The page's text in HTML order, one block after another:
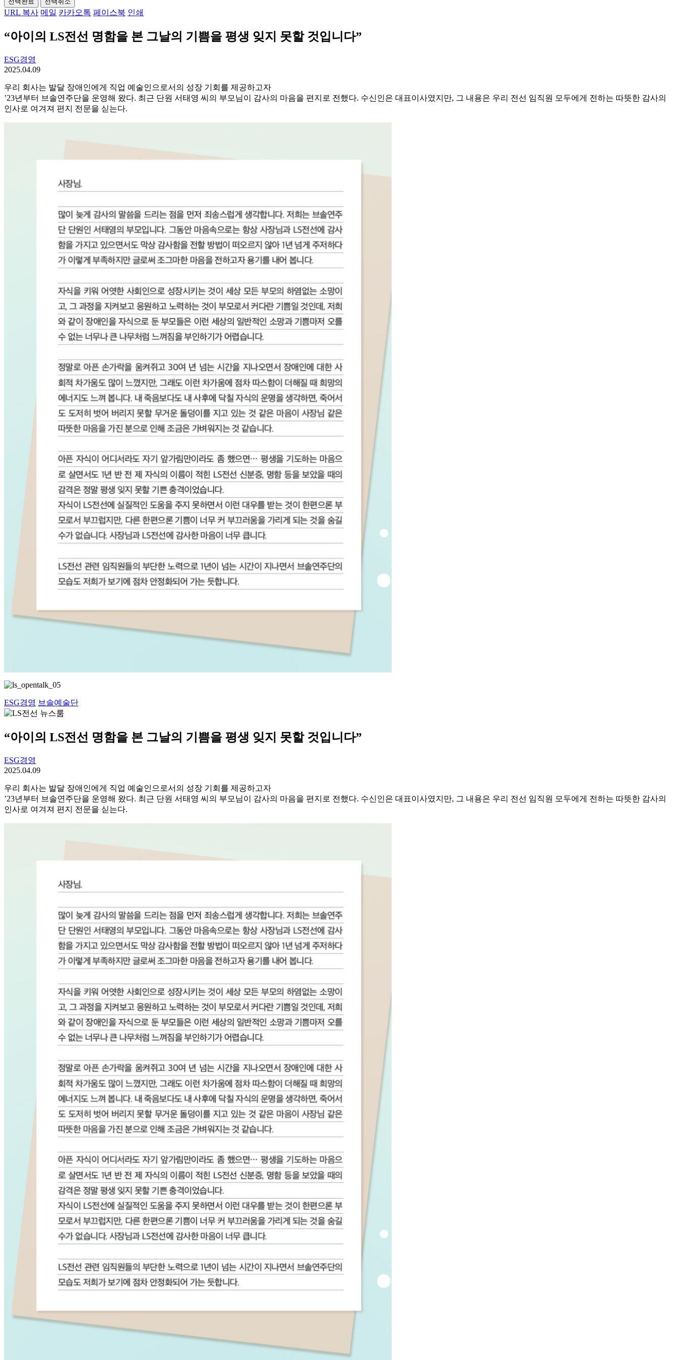
URL 복사 메일 카카오톡 페이스북 인쇄
“아이의 LS전선 명함을 본 그날의 기쁨을 평생 잊지 못할 것입니다”
ESG경영
2025.04.09
우리 회사는 발달 장애인에게 직업 예술인으로서의 성장 기회를 제공하고자
’23년부터 브솔연주단을 운영해 왔다. 최근 단원 서태영 씨의 부모님이 감사의 마음을 편지로 전했다. 수신인은 대표이사였지만, 그 내용은 우리 전선 임직원 모두에게 전하는 따뜻한 감사의
인사로 여겨져 편지 전문을 싣는다.
ESG경영 브솔예술단
“아이의 LS전선 명함을 본 그날의 기쁨을 평생 잊지 못할 것입니다”
ESG경영
2025.04.09
우리 회사는 발달 장애인에게 직업 예술인으로서의 성장 기회를 제공하고자
’23년부터 브솔연주단을 운영해 왔다. 최근 단원 서태영 씨의 부모님이 감사의 마음을 편지로 전했다. 수신인은 대표이사였지만, 그 내용은 우리 전선 임직원 모두에게 전하는 따뜻한 감사의
인사로 여겨져 편지 전문을 싣는다.